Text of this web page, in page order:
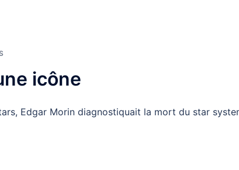
icône
Edgar Morin diagnostiquait la mort du star